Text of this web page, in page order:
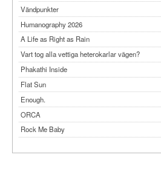
Vändpunkter
Humanography 2026
A Life as Right as Rain
Vart tog alla vettiga heterokarlar vägen?
Phakathi Inside
Flat Sun
Enough.
ORCA
Rock Me Baby